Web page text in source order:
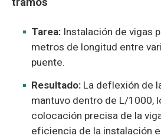
Tarea: Instalación de vigas
metros de longitud entre
puente.
Resultado: La deflexión de
mantuvo dentro de L/1000,
colocación precisa de la
eficiencia de la instalación